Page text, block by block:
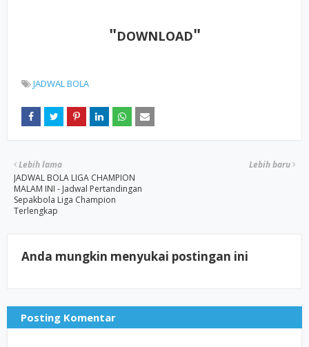
"DOWNLOAD"
JADWAL BOLA
Lebih baru
Lebih lama
JADWAL BOLA LIGA CHAMPION
MALAM INI - Jadwal Pertandingan
Sepakbola Liga Champion
Terlengkap
Anda mungkin menyukai postingan ini
Posting Komentar